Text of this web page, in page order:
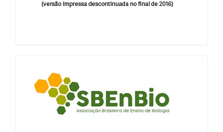
blocologosbenbio